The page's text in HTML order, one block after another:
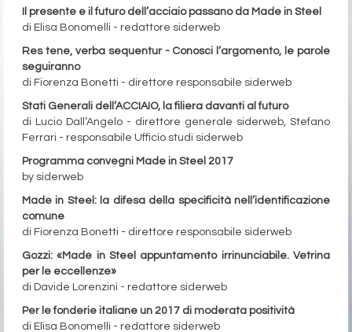
Il presente e il futuro dell’acciaio passano da Made in Steel
di Elisa Bonomelli - redattore siderweb
Res tene, verba sequentur - Conosci l’argomento, le parole
seguiranno
di Fiorenza Bonetti - direttore responsabile siderweb
Stati Generali dell’ACCIAIO, la filiera davanti al futuro
di Lucio Dall’Angelo - direttore generale siderweb, Stefano
Ferrari - responsabile Ufficio studi siderweb
Programma convegni Made in Steel 2017
by siderweb
Made in Steel: la difesa della specificità nell’identificazione
comune
di Fiorenza Bonetti - direttore responsabile siderweb
Gozzi: «Made in Steel appuntamento irrinunciabile. Vetrina
per le eccellenze»
di Davide Lorenzini - redattore siderweb
Per le fonderie italiane un 2017 di moderata positività
di Elisa Bonomelli - redattore siderweb